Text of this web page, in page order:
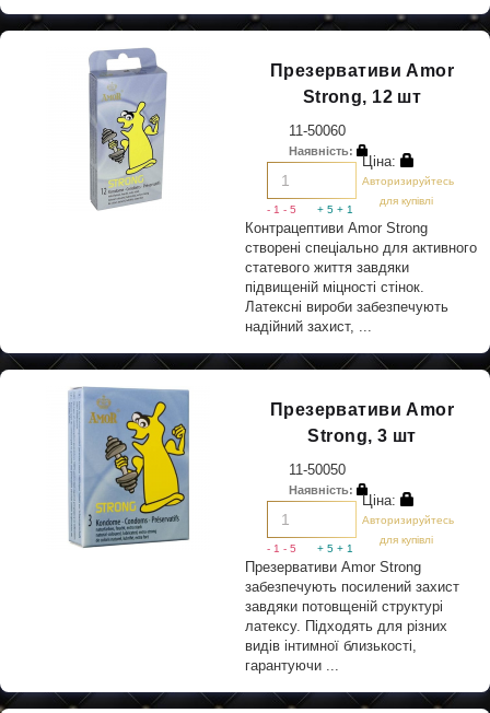
Презервативи Amor
Strong, 12 шт
11-50060
Наявність:
+ 1
- 1 - 5 + 5
Ціна:
Авторизируйтесь
для купівлі
Контрацептиви Amor Strong
створені спеціально для активного
статевого життя завдяки
підвищеній міцності стінок.
Латексні вироби забезпечують
надійний захист, ...
Презервативи Amor
Strong, 3 шт
11-50050
Наявність:
+ 1
- 1 - 5 + 5
Ціна:
Авторизируйтесь
для купівлі
Презервативи Amor Strong
забезпечують посилений захист
завдяки потовщеній структурі
латексу. Підходять для різних
видів інтимної близькості,
гарантуючи ...